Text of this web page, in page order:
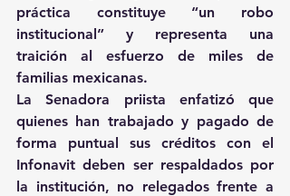
práctica constituye “un robo
institucional” y representa una
traición al esfuerzo de miles de
familias mexicanas.
La Senadora priista enfatizó que
quienes han trabajado y pagado de
forma puntual sus créditos con el
Infonavit deben ser respaldados por
la institución, no relegados frente a